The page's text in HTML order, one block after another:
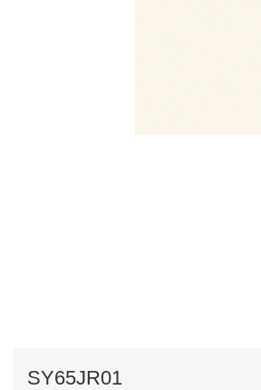
SY65JR01